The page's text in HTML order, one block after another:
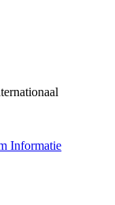
Informatie